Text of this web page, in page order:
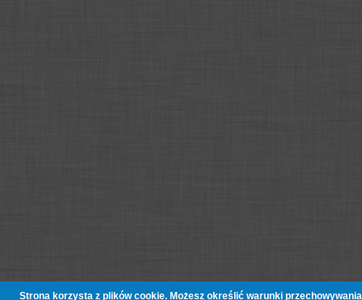
Strona korzysta z plików cookie. Możesz określić warunki